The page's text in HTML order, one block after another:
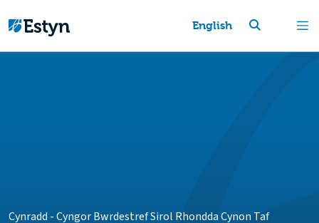
English
Cynradd -Cyngor Bwrdestref Sirol Rhondda Cynon Taf